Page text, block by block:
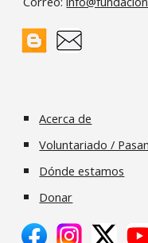
Acerca de
Voluntariado /
Dónde estamos
Donar